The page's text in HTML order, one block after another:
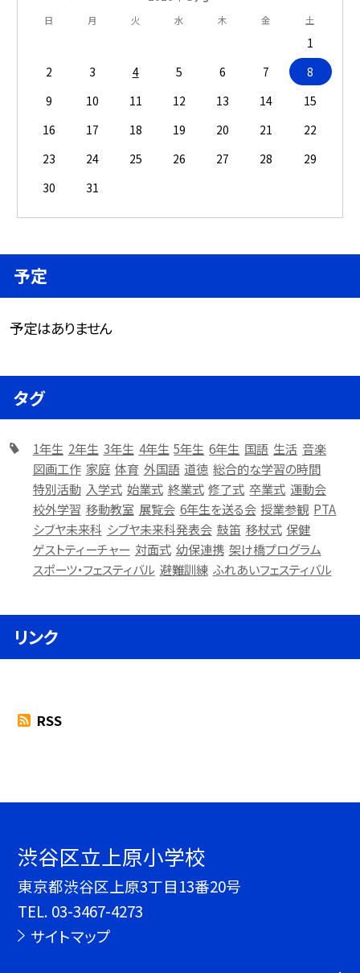
日 月 火 水 木 金 土
1
2
3 4 5 6 7
8
9
10 11 12 13 14
15
16
17 18 19 20 21
22
23
24 25 26 27 28
29
30
31
予定
予定はありません
タグ
1年生 2年生 3年生 4年生 5年生 6年生 国語 生活 音楽
図画工作 家庭 体育 外国語 道徳 総合的な学習の時間
特別活動 入学式 始業式 終業式 修了式 卒業式 運動会
校外学習 移動教室 展覧会 6年生を送る会 授業参観 PTA
シブヤ未来科 シブヤ未来科発表会 鼓笛 移杖式 保健
ゲストティーチャー 対面式 幼保連携 架け橋プログラム
スポーツ・フェスティバル 避難訓練 ふれあいフェスティバル
リンク
RSS
渋谷区立上原小学校
東京都渋谷区上原3丁目13番20号
TEL. 03-3467-4273
サイトマップ